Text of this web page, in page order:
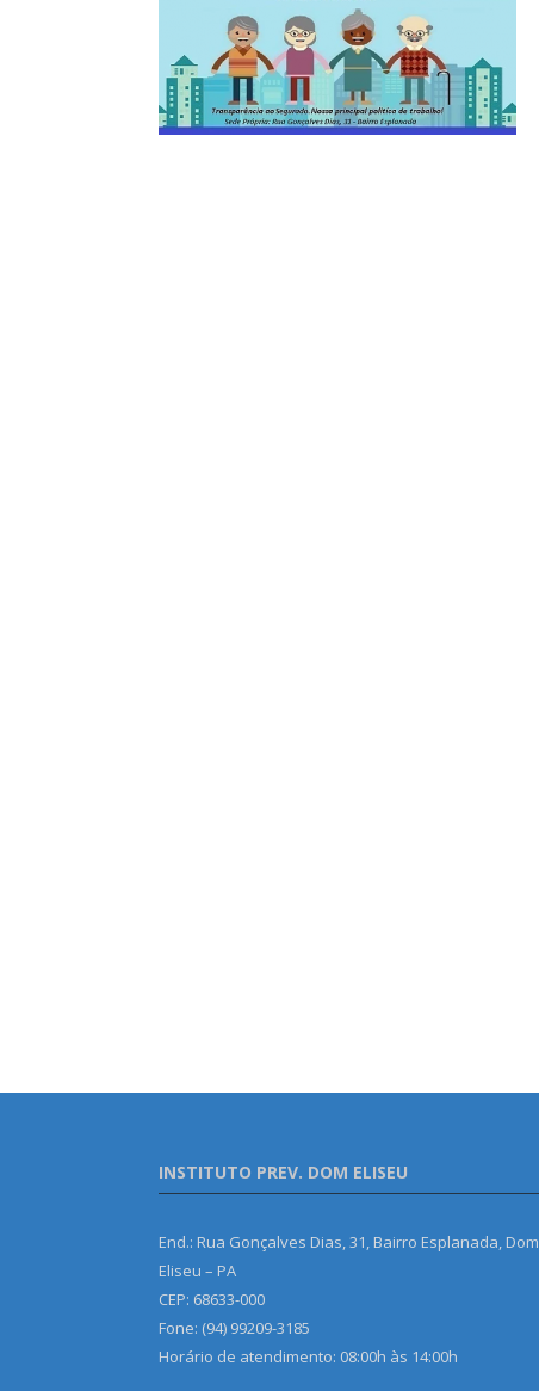
INSTITUTO PREV. DOM ELISEU
End.: Rua Gonçalves Dias, 31, Bairro Esplanada, Dom
Eliseu – PA
CEP: 68633-000
Fone: (94) 99209-3185
Horário de atendimento: 08:00h às 14:00h